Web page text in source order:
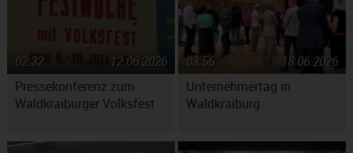
Pressekonferenz zum
Waldkraiburger Volksfest
12.06.2026
02:32
Unternehmertag in
Waldkraiburg
18.06.2026
03:56